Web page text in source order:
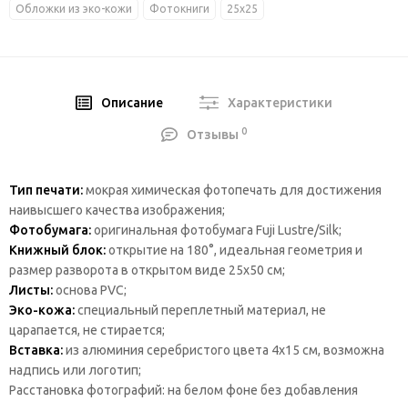
Обложки из эко-кожи Фотокниги 25х25
Описание Характеристики
Отзывы 0
Тип печати:мокрая химическая фотопечать для достижения
наивысшего качества изображения;
Фотобумага:оригинальная фотобумага Fuji Lustre/Silk;
Книжный блок:открытие на 180°, идеальная геометрия и
размер разворота в открытом виде 25х50 см;
Листы:основа PVC;
Эко-кожа:специальный переплетный материал, не
царапается, не стирается;
Вставка:из алюминия серебристого цвета 4х15 см, возможна
надпись или логотип;
Расстановка фотографий: на белом фоне без добавления